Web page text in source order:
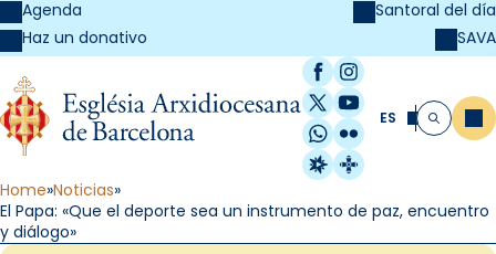
Agenda
Haz un donativo
Santoral del día
SAVA
Facebook
Instagram
X / Twitter
YouTube
WhatsApp
Flickr
Radio Estel
Catalunya
ES Buscar
Home Noticias
El Papa: «Que el deporte sea un instrumento de paz, encuentro
y diálogo»